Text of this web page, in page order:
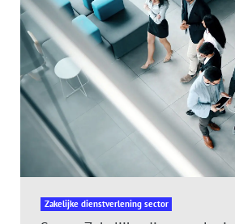
Zakelijke dienstverlening sector